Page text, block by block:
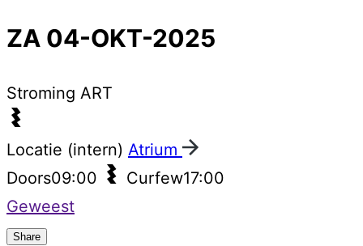
ZA 04-OKT-2025
Stroming ART
Locatie (intern) Atrium
Doors09:00 Curfew17:00
Geweest
Share